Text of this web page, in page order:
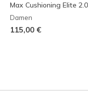
Max Cushioning Elite
Damen
115,00 €